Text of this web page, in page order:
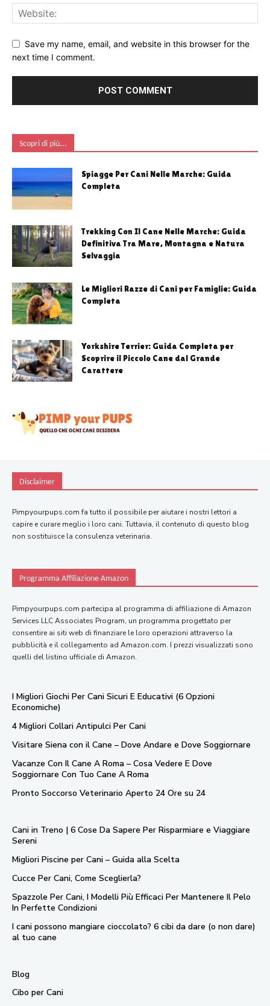
Save my name, email, and website in this browser for the
next time I comment.
Scopri di più...
Spiagge Per Cani Nelle Marche: Guida
Completa
Trekking Con Il Cane Nelle Marche: Guida
Definitiva Tra Mare, Montagna e Natura
Selvaggia
Le Migliori Razze di Cani per Famiglie: Guida
Completa
Yorkshire Terrier: Guida Completa per
Scoprire il Piccolo Cane dal Grande
Carattere
Disclaimer
Pimpyourpups.com fa tutto il possibile per aiutare i nostri lettori a
capire e curare meglio i loro cani. Tuttavia, il contenuto di questo blog
non sostituisce la consulenza veterinaria.
Programma Affiliazione Amazon
Pimpyourpups.com partecipa al programma di affiliazione di Amazon
Services LLC Associates Program, un programma progettato per
consentire ai siti web di finanziare le loro operazioni attraverso la
pubblicità e il collegamento ad Amazon.com. I prezzi visualizzati sono
quelli del listino ufficiale di Amazon.
I Migliori Giochi Per Cani Sicuri E Educativi (6 Opzioni
Economiche)
4 Migliori Collari Antipulci Per Cani
Visitare Siena con il Cane – Dove Andare e Dove Soggiornare
Vacanze Con Il Cane A Roma – Cosa Vedere E Dove
Soggiornare Con Tuo Cane A Roma ​
Pronto Soccorso Veterinario Aperto 24 Ore su 24
Cani in Treno | 6 Cose Da Sapere Per Risparmiare e Viaggiare
Sereni
Migliori Piscine per Cani – Guida alla Scelta
Cucce Per Cani, Come Sceglierla?
Spazzole Per Cani, I Modelli Più Efficaci Per Mantenere Il Pelo
In Perfette Condizioni
I cani possono mangiare cioccolato? 6 cibi da dare (o non dare)
al tuo cane
Blog
Cibo per Cani